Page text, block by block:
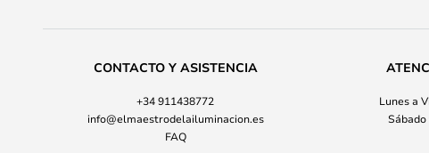
CONTACTO Y ASISTENCIA
+34 911438772
info@elmaestrodelailuminacion.es
FAQ
Lunes a